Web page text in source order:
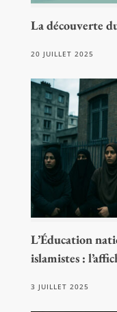
La découverte
20 JUILLET 2025
L’Éducation
islamistes :
3 JUILLET 2025